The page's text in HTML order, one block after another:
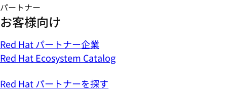
パートナー
お客様向け
Red Hat パートナー企業
Red Hat Ecosystem Catalog
Red Hat パートナーを探す